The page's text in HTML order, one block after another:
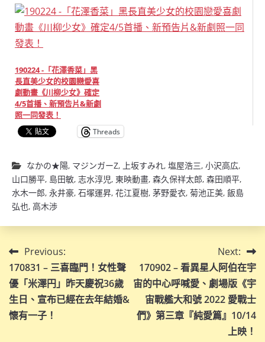
190224 -「花澤香菜」黑
長直美少女的校園戀愛喜
劇動畫《川柳少女》確定
4/5首播、新預告片&新劇
照一同發表！
Threads
なかの★陽, マジンガーZ, 上坂すみれ, 塩屋浩三, 小沢高広,
山口勝平, 島田敏, 志水淳児, 東映動畫, 森久保祥太郎, 森田順平,
水木一郎, 永井豪, 石塚運昇, 花江夏樹, 茅野愛衣, 菊池正美, 飯島
弘也, 高木渉
文
章
導
覽
Previous:
170831 – 三喜臨門！女性聲
優「米澤円」昨天慶祝36歲
生日、宣布已經在去年結婚&
懷有一子！
Next:
170902 – 看異星人阿伯在宇
宙的中心呼喊愛、劇場版《宇
宙戰艦大和號 2022 愛戰士
們》第三章『純愛篇』10/14
上映！